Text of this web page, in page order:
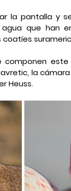
la pantalla y
que han
componen
la
Heuss.